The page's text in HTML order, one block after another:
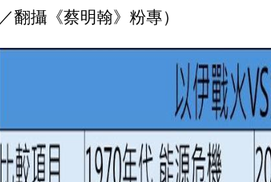
／翻攝《蔡明翰》粉專）